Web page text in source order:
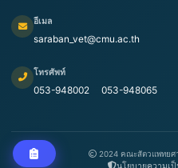
อีเมล
saraban_vet@cmu.ac.th
โทรศัพท์
053-948002 053-948065
2024 คณะสัตวแพทยศ
นโยบายความเ